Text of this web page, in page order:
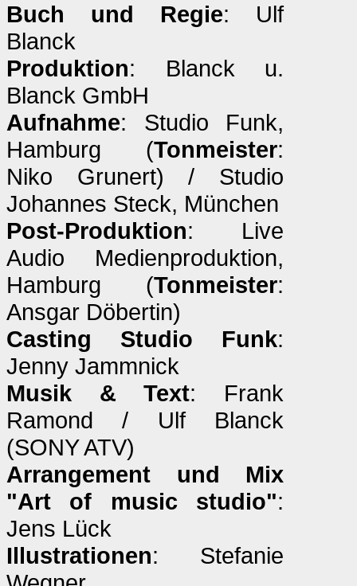
Buch und Regie: Ulf
Blanck
Produktion: Blanck u.
Blanck GmbH
Aufnahme: Studio Funk,
Hamburg (Tonmeister:
Niko Grunert) / Studio
Johannes Steck, München
Post-Produktion: Live
Audio Medienproduktion,
Hamburg (Tonmeister:
Ansgar Döbertin)
Casting Studio Funk:
Jenny Jammnick
Musik & Text: Frank
Ramond / Ulf Blanck
(SONY ATV)
Arrangement und Mix
"Art of music studio":
Jens Lück
Illustrationen: Stefanie